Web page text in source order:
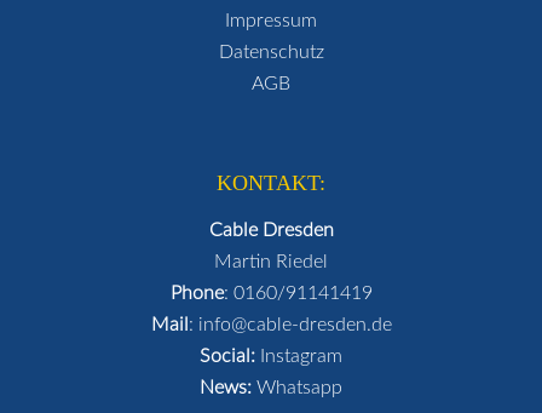
Impressum
Datenschutz
AGB
KONTAKT:
Cable Dresden
Martin Riedel
Phone: 0160/91141419
Mail : info@cable-dresden.de
Social: Instagram
News: Whatsapp